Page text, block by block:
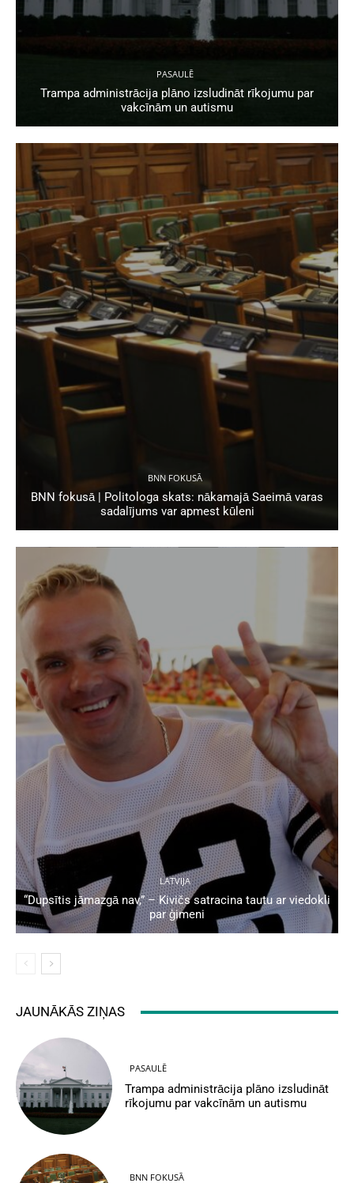
PASAULĒ
Trampa administrācija plāno izsludināt rīkojumu par
vakcīnām un autismu
BNN FOKUSĀ
BNN fokusā | Politologa skats: nākamajā Saeimā varas
sadalījums var apmest kūleni
LATVIJA
“Dupsītis jāmazgā nav,” – Kivičs satracina tautu ar viedokli
par ģimeni
JAUNĀKĀS ZIŅAS
PASAULĒ
Trampa administrācija plāno izsludināt
rīkojumu par vakcīnām un autismu
BNN FOKUSĀ